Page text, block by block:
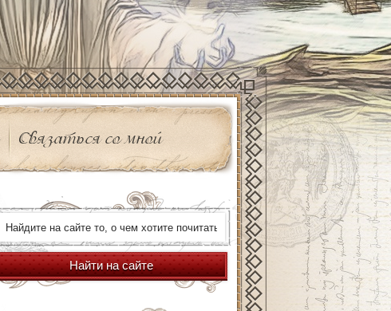
Связаться со мной
Найти на сайте